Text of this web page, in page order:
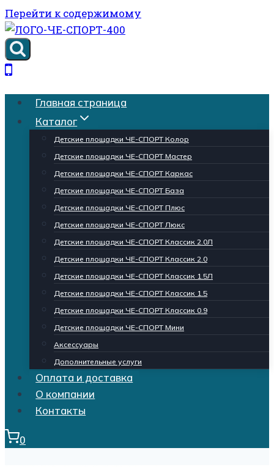
Перейти к содержимому
Главная страница
Каталог
Детские площадки ЧЕ-СПОРТ Колор
Детские площадки ЧЕ-СПОРТ Мастер
Детские площадки ЧЕ-СПОРТ Каркас
Детские площадки ЧЕ-СПОРТ База
Детские площадки ЧЕ-СПОРТ Плюс
Детские площадки ЧЕ-СПОРТ Люкс
Детские площадки ЧЕ-СПОРТ Классик 2.0Л
Детские площадки ЧЕ-СПОРТ Классик 2.0
Детские площадки ЧЕ-СПОРТ Классик 1.5Л
Детские площадки ЧЕ-СПОРТ Классик 1.5
Детские площадки ЧЕ-СПОРТ Классик 0.9
Детские площадки ЧЕ-СПОРТ Мини
Аксессуары
Дополнительные услуги
Оплата и доставка
О компании
Контакты
0